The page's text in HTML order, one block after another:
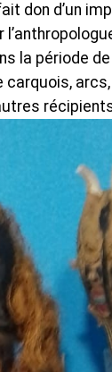
don d’un
la période